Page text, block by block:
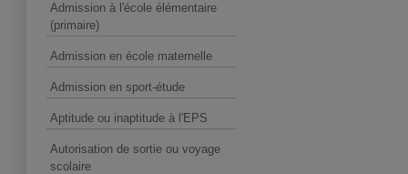
Admission à l'école élémentaire
(primaire)
Admission en école maternelle
Admission en sport-étude
Aptitude ou inaptitude à l'EPS
Autorisation de sortie ou voyage
scolaire